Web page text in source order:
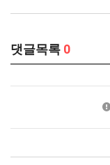
댓글목록 0